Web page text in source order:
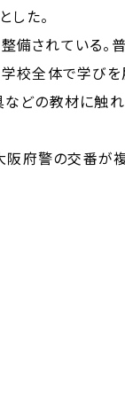
した。
されている。普
校全体で学びを
どの教材に触
阪府警の交番